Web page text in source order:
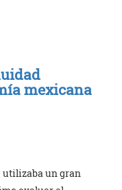
mexicana
utilizaba un gran